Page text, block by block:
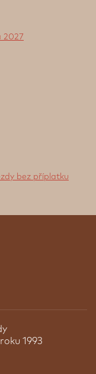
2027
bez příplatku
1993